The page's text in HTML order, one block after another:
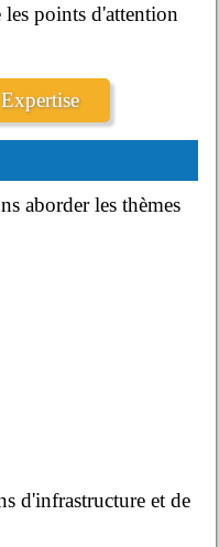
les points d'attention
aborder les thèmes
d'infrastructure et de